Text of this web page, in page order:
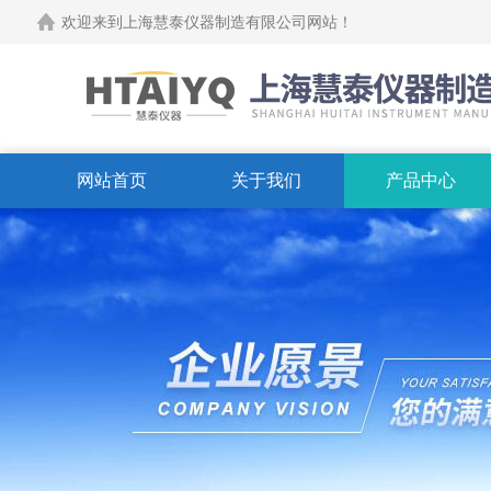
欢迎来到上海慧泰仪器制造有限公司网站！
网站首页 关于我们 产品中心